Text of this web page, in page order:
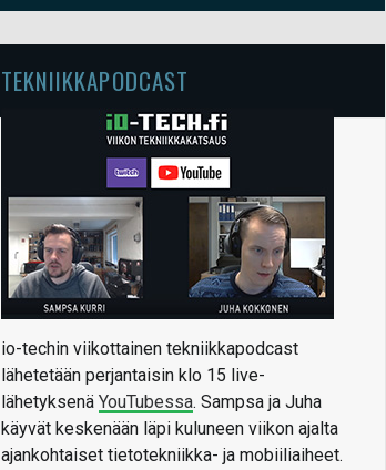
TEKNIIKKAPODCAST
io-techin viikottainen tekniikkapodcast
lähetetään perjantaisin klo 15 live-
lähetyksenä YouTubessa. Sampsa ja Juha
käyvät keskenään läpi kuluneen viikon ajalta
ajankohtaiset tietotekniikka- ja mobiiliaiheet.